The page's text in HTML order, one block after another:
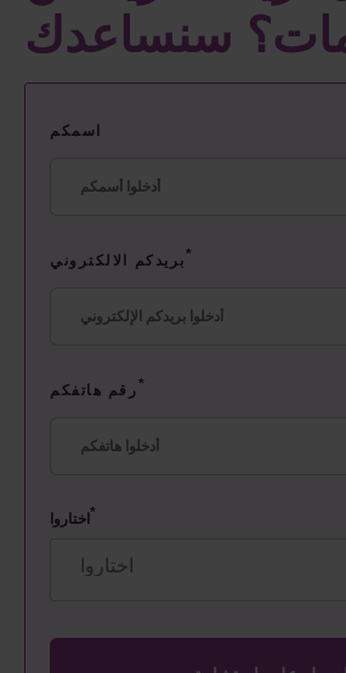
اسمكم
بريدكم الالكتروني*
رقم هاتفكم*
اختاروا *